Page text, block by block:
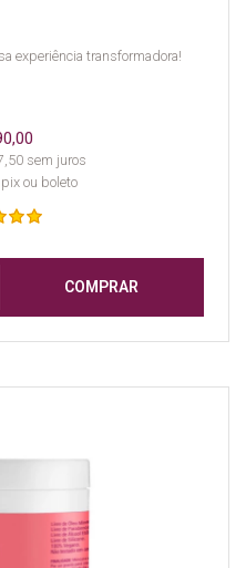
experiência transformadora!
sem juros
pix ou boleto
COMPRAR